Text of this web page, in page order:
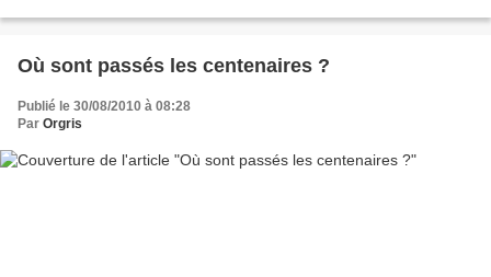
Où sont passés les centenaires ?
Publié le 30/08/2010 à 08:28
Par Orgris